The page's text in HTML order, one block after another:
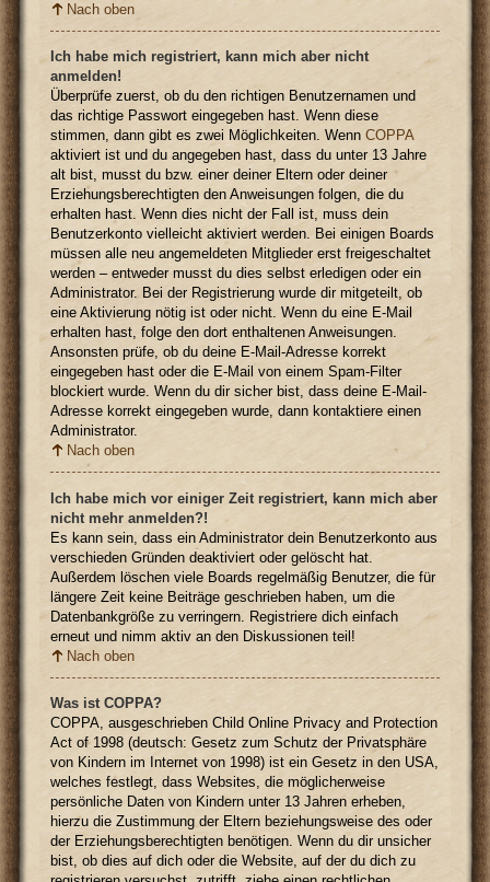
Nach oben
Ich habe mich registriert, kann mich aber nicht
anmelden!
Überprüfe zuerst, ob du den richtigen Benutzernamen und
das richtige Passwort eingegeben hast. Wenn diese
stimmen, dann gibt es zwei Möglichkeiten. WennCOPPA
aktiviert ist und du angegeben hast, dass du unter 13 Jahre
alt bist, musst du bzw. einer deiner Eltern oder deiner
Erziehungsberechtigten den Anweisungen folgen, die du
erhalten hast. Wenn dies nicht der Fall ist, muss dein
Benutzerkonto vielleicht aktiviert werden. Bei einigen Boards
müssen alle neu angemeldeten Mitglieder erst freigeschaltet
werden – entweder musst du dies selbst erledigen oder ein
Administrator. Bei der Registrierung wurde dir mitgeteilt, ob
eine Aktivierung nötig ist oder nicht. Wenn du eine E-Mail
erhalten hast, folge den dort enthaltenen Anweisungen.
Ansonsten prüfe, ob du deine E-Mail-Adresse korrekt
eingegeben hast oder die E-Mail von einem Spam-Filter
blockiert wurde. Wenn du dir sicher bist, dass deine E-Mail-
Adresse korrekt eingegeben wurde, dann kontaktiere einen
Administrator.
Nach oben
Ich habe mich vor einiger Zeit registriert, kann mich aber
nicht mehr anmelden?!
Es kann sein, dass ein Administrator dein Benutzerkonto aus
verschieden Gründen deaktiviert oder gelöscht hat.
Außerdem löschen viele Boards regelmäßig Benutzer, die für
längere Zeit keine Beiträge geschrieben haben, um die
Datenbankgröße zu verringern. Registriere dich einfach
erneut und nimm aktiv an den Diskussionen teil!
Nach oben
Was ist COPPA?
COPPA, ausgeschrieben Child Online Privacy and Protection
Act of 1998 (deutsch: Gesetz zum Schutz der Privatsphäre
von Kindern im Internet von 1998) ist ein Gesetz in den USA,
welches festlegt, dass Websites, die möglicherweise
persönliche Daten von Kindern unter 13 Jahren erheben,
hierzu die Zustimmung der Eltern beziehungsweise des oder
der Erziehungsberechtigten benötigen. Wenn du dir unsicher
bist, ob dies auf dich oder die Website, auf der du dich zu